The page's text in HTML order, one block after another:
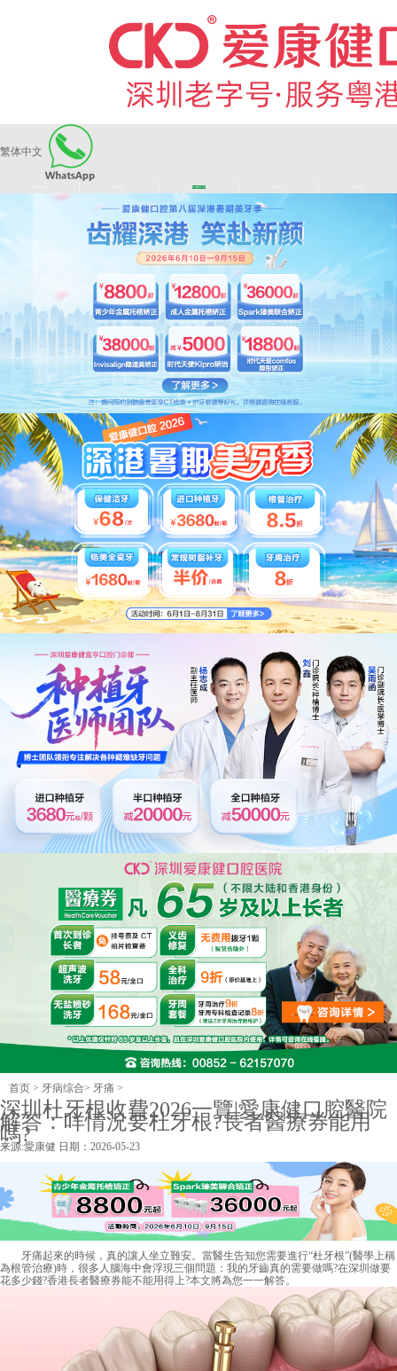
繁体中文
长者医疗券
首页 > 牙病综合> 牙痛 >
深圳杜牙根收費2026一覽|愛康健口腔醫院
解答：咩情況要杜牙根?長者醫療券能用
嗎?
来源:愛康健 日期：2026-05-23
牙痛起來的時候，真的讓人坐立難安。當醫生告知您需要進行“杜牙根”(醫學上稱
為根管治療)時，很多人腦海中會浮現三個問題：我的牙齒真的需要做嗎?在深圳做要
花多少錢?香港長者醫療券能不能用得上?本文將為您一一解答。